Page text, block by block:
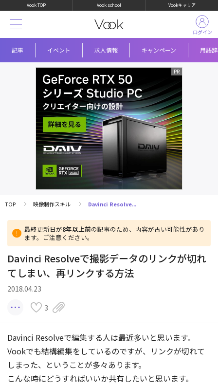
Vook TOP Vook school Vookキャリア
記事 イベント 求人情報 キャンペーン 用語
ログイン
TOP 映像制作スキル Davinci Resolve...
最終更新日が8年以上前の記事のため、内容が古い可能性があり
ます。ご注意ください。
Davinci Resolveで撮影データのリンクが切れ
てしまい、再リンクする方法
2018.04.23
3
Davinci Resolveで編集する人は最近多いと思います。
Vookでも結構編集をしているのですが、リンクが切れて
しまった、ということが多々あります。
こんな時にどうすればいいか共有したいと思います。